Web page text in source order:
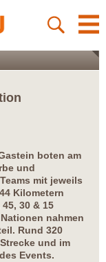
boten am
und
mit jeweils
Kilometern
30 & 15
nahmen
Rund 320
und im
Events.